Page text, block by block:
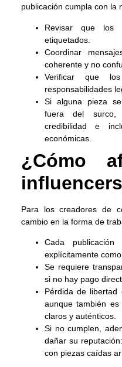
publicación cumpla con la
Revisar que los
etiquetados.
Coordinar
coherente y no
Verificar que
responsabilidades
Si alguna pieza
fuera del surco,
credibilidad e
económicas.
¿Cómo
Para los creadores de
cambio en la forma de
Cada publicación
explícitamente como
Se requiere
si no hay pago
Pérdida de libertad
aunque también
claros y auténticos.
Si no cumplen,
dañar su
con piezas caídas